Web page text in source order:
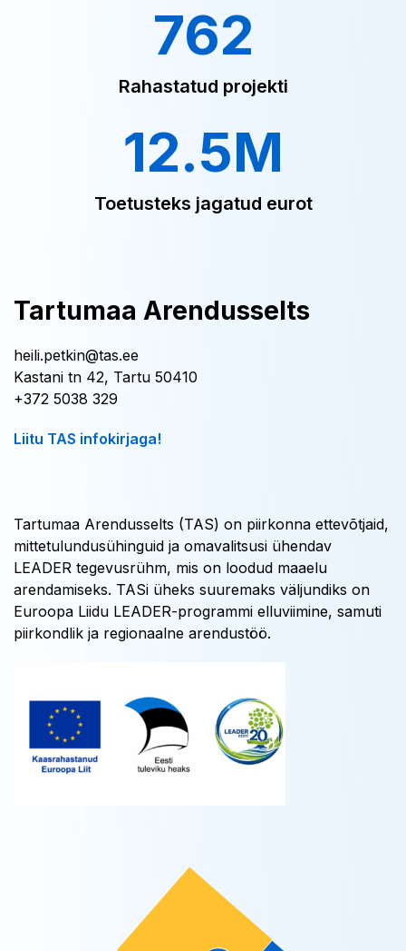
762
Rahastatud projekti
12.5M
Toetusteks jagatud eurot
Tartumaa Arendusselts
heili.petkin@tas.ee
Kastani tn 42, Tartu 50410
+372 5038 329
Liitu TAS infokirjaga!
Tartumaa Arendusselts (TAS) on piirkonna ettevõtjaid,
mittetulundusühinguid ja omavalitsusi ühendav
LEADER tegevusrühm, mis on loodud maaelu
arendamiseks. TASi üheks suuremaks väljundiks on
Euroopa Liidu LEADER-programmi elluviimine, samuti
piirkondlik ja regionaalne arendustöö.